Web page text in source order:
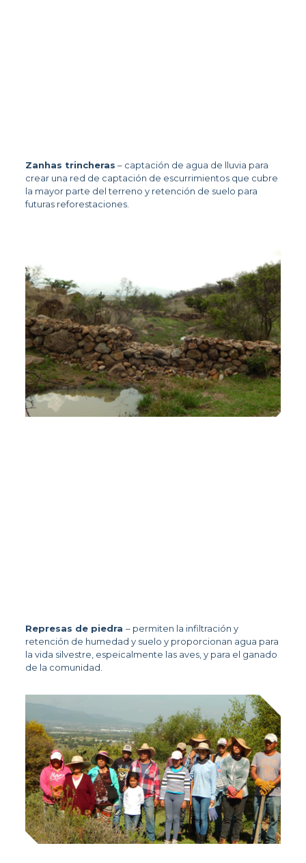
Zanhas trincheras – captación de agua de lluvia para
crear una red de captación de escurrimientos que cubre
la mayor parte del terreno y retención de suelo para
futuras reforestaciones.
Represas de piedra – permiten la infiltración y
retención de humedad y suelo y proporcionan agua para
la vida silvestre, espeicalmente las aves, y para el ganado
de la comunidad.